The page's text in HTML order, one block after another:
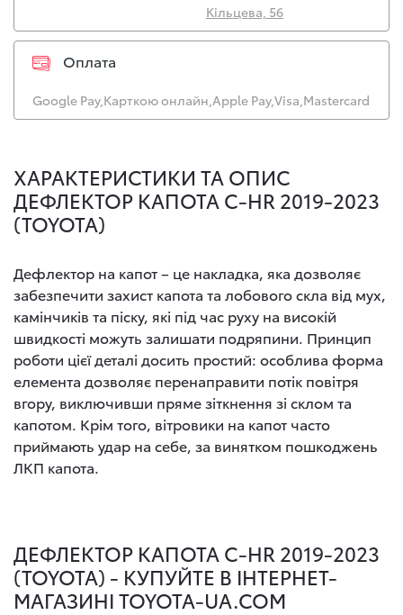
Кільцева, 56
Оплата
Google Pay,Карткою онлайн,Apple Pay,Visa,Mastercard
ХАРАКТЕРИСТИКИ ТА ОПИС
ДЕФЛЕКТОР КАПОТА C-HR 2019-2023
(TOYOTA)
Дефлектор на капот – це накладка, яка дозволяє
забезпечити захист капота та лобового скла від мух,
камінчиків та піску, які під час руху на високій
швидкості можуть залишати подряпини. Принцип
роботи цієї деталі досить простий: особлива форма
елемента дозволяє перенаправити потік повітря
вгору, виключивши пряме зіткнення зі склом та
капотом. Крім того, вітровики на капот часто
приймають удар на себе, за винятком пошкоджень
ЛКП капота.
ДЕФЛЕКТОР КАПОТА C-HR 2019-2023
(TOYOTA) - КУПУЙТЕ В ІНТЕРНЕТ-
МАГАЗИНІ TOYOTA-UA.COM